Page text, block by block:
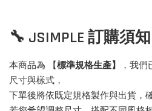
🔧 JSIMPLE 訂購須知
本商品為 【標準規格生產】
，我
尺寸與樣式，
下單後將依既定規格製作與出貨，